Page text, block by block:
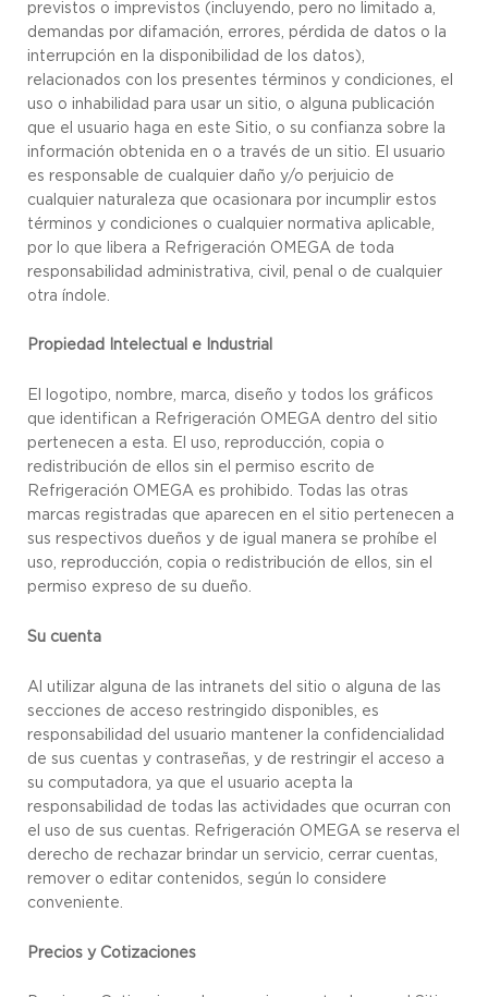
previstos o imprevistos (incluyendo, pero no limitado a,
demandas por difamación, errores, pérdida de datos o la
interrupción en la disponibilidad de los datos),
relacionados con los presentes términos y condiciones, el
uso o inhabilidad para usar un sitio, o alguna publicación
que el usuario haga en este Sitio, o su confianza sobre la
información obtenida en o a través de un sitio. El usuario
es responsable de cualquier daño y/o perjuicio de
cualquier naturaleza que ocasionara por incumplir estos
términos y condiciones o cualquier normativa aplicable,
por lo que libera a Refrigeración OMEGA de toda
responsabilidad administrativa, civil, penal o de cualquier
otra índole.
Propiedad Intelectual e Industrial
El logotipo, nombre, marca, diseño y todos los gráficos
que identifican a Refrigeración OMEGA dentro del sitio
pertenecen a esta. El uso, reproducción, copia o
redistribución de ellos sin el permiso escrito de
Refrigeración OMEGA es prohibido. Todas las otras
marcas registradas que aparecen en el sitio pertenecen a
sus respectivos dueños y de igual manera se prohíbe el
uso, reproducción, copia o redistribución de ellos, sin el
permiso expreso de su dueño.
Su cuenta
Al utilizar alguna de las intranets del sitio o alguna de las
secciones de acceso restringido disponibles, es
responsabilidad del usuario mantener la confidencialidad
de sus cuentas y contraseñas, y de restringir el acceso a
su computadora, ya que el usuario acepta la
responsabilidad de todas las actividades que ocurran con
el uso de sus cuentas. Refrigeración OMEGA se reserva el
derecho de rechazar brindar un servicio, cerrar cuentas,
remover o editar contenidos, según lo considere
conveniente.
Precios y Cotizaciones